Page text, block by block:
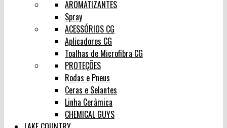
AROMATIZANTES
Spray
ACESSÓRIOS CG
Aplicadores CG
Toalhas de Microfibra CG
PROTEÇÕES
Rodas e Pneus
Ceras e Selantes
Linha Cerâmica
CHEMICAL GUYS